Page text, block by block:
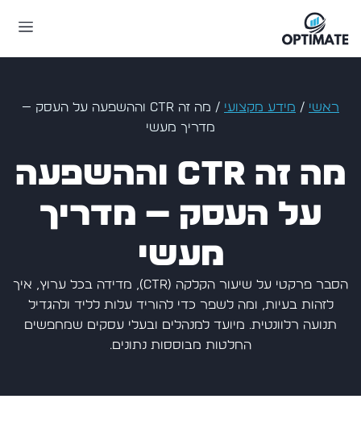
ראשי / מידע מקצועי /
מה זה CTR וההשפעה על העסק —
מדריך מעשי
מה זה CTR וההשפעה
על העסק — מדריך
מעשי
הסבר פרקטי על שיעור הקלקה (CTR), מדידה בכל ערוץ, איך
לזהות בעיות, ומה לשפר כדי להוריד עלות לליד ולהגדיל
תנועה רלוונטית. מיועד למנהלים ובעלי עסקים שמחפשים
החלטות מבוססות נתונים.